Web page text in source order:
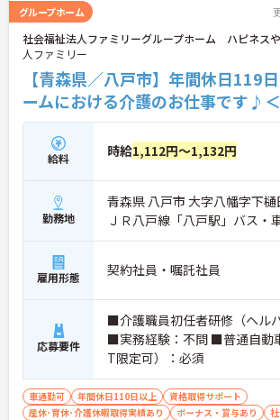
グループホーム
社会福祉法人ファミリーグループホーム ハピネス
人ファミリー
【青森県／八戸市】年間休日119
ームにおける介護のお仕事です♪
給料 時給1,112円～1,132円
勤務地
青森県 八戸市 大字八幡字下樋
ＪＲ八戸線「八戸駅」バス・
雇用形態 契約社員・嘱託社員
応募要件
■介護職員初任者研修（ヘル
■実務経験：不問 ■普通自動
T限定可）：必須
車通勤可 年間休日110日以上
資格取得サポート
産休･育休･介護休暇取得実績あり
ボーナス・賞与あり